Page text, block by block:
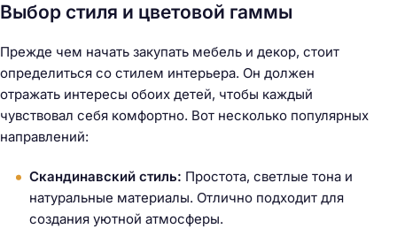
Выбор стиля и цветовой гаммы
Прежде чем начать закупать мебель и декор, стоит
определиться со стилем интерьера. Он должен
отражать интересы обоих детей, чтобы каждый
чувствовал себя комфортно. Вот несколько популярных
направлений:
Скандинавский стиль: Простота, светлые тона и
натуральные материалы. Отлично подходит для
создания уютной атмосферы.